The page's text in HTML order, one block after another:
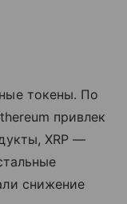
токены. По
привлек
XRP —
снижение